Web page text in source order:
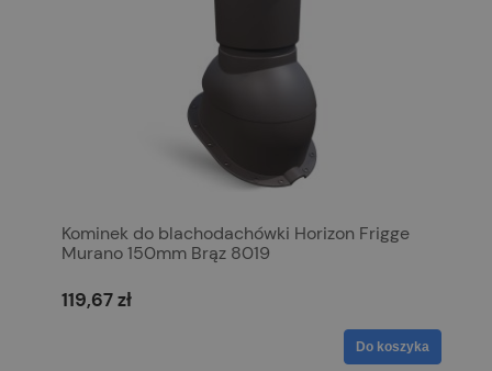
Kominek do blachodachówki Horizon Frigge
Murano 150mm Brąz 8019
119,67 zł
Do koszyka